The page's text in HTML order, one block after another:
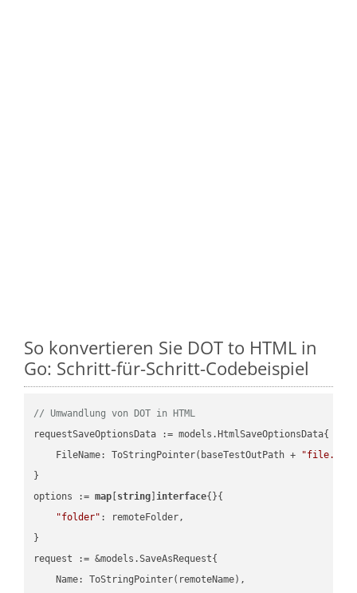
So konvertieren Sie DOT to HTML in
Go: Schritt-für-Schritt-Codebeispiel
// Umwandlung von DOT in HTML
requestSaveOptionsData := models.HtmlSaveOptionsData{
    FileName: ToStringPointer(baseTestOutPath +
"file.DOT"
}
options := map string ]interface{}{
"folder" : remoteFolder,
}
request := &models.SaveAsRequest{
    Name: ToStringPointer(remoteName),